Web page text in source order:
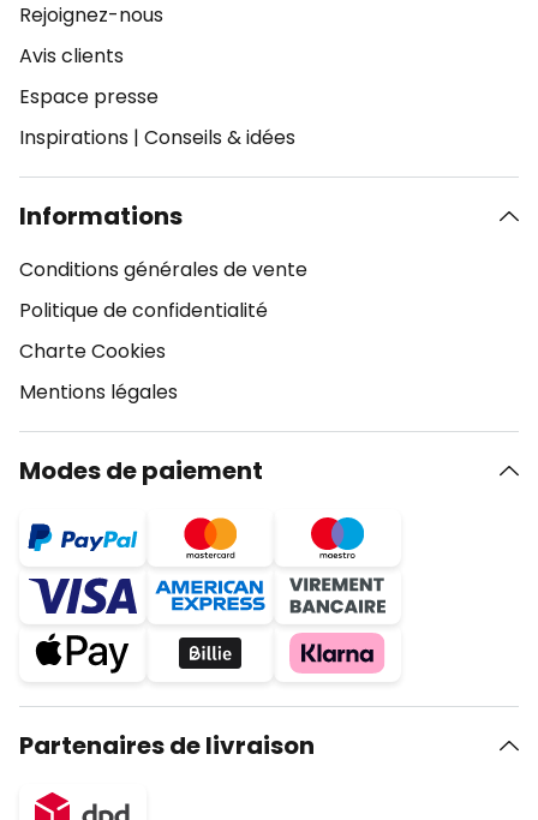
Rejoignez-nous
Avis clients
Espace presse
Inspirations | Conseils & idées
Informations
Conditions générales de vente
Politique de confidentialité
Charte Cookies
Mentions légales
Modes de paiement
Partenaires de livraison